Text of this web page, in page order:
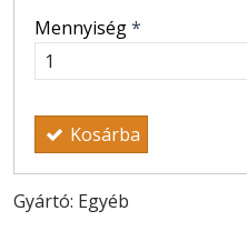
Mennyiség*
Kosárba
Gyártó: Egyéb